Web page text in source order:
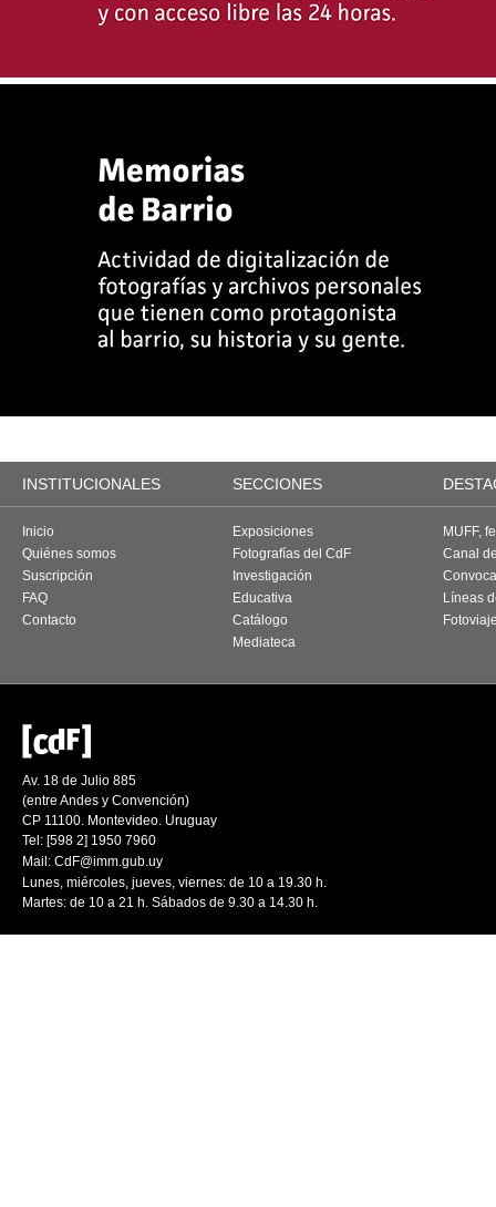
INSTITUCIONALES SECCIONES
Inicio
Quiénes somos
Suscripción
FAQ
Contacto
Exposiciones
Fotografías del CdF
Investigación
Educativa
Catálogo
Mediateca
MUFF,
Canal
Líneas
Av. 18 de Julio 885
(entre Andes y Convención)
CP 11100. Montevideo. Uruguay
Tel: [598 2] 1950 7960
Mail: CdF@imm.gub.uy
Lunes, miércoles, jueves, viernes: de 10 a 19.30 h.
Martes: de 10 a 21 h. Sábados de 9.30 a 14.30 h.